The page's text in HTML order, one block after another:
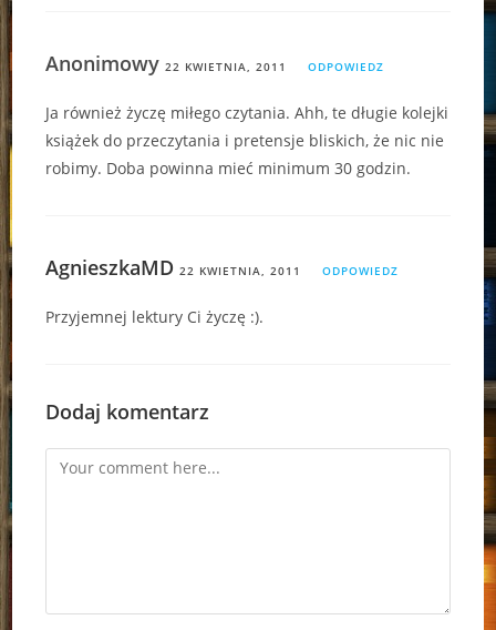
Anonimowy22 KWIETNIA, 2011 ODPOWIEDZ
Ja również życzę miłego czytania. Ahh, te długie kolejki
książek do przeczytania i pretensje bliskich, że nic nie
robimy. Doba powinna mieć minimum 30 godzin.
AgnieszkaMD 22 KWIETNIA, 2011 ODPOWIEDZ
Przyjemnej lektury Ci życzę :).
Dodaj komentarz
Comment